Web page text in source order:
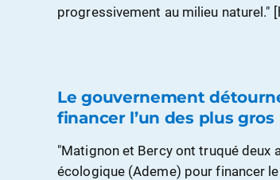
progressivement au milieu
Le gouvernement
financer l’un des plus
"Matignon et Bercy ont truqué deux
écologique (Ademe) pour financer